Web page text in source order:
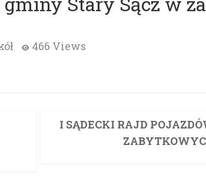
466 Views
I SĄDECKI RAJD